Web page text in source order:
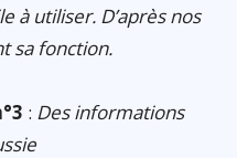
à utiliser. D’après nos
sa fonction.
: Des informations